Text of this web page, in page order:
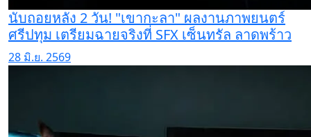
นับถอยหลัง 2 วัน! "เขากะลา" ผลงานภาพยนตร์
ศรีปทุม เตรียมฉายจริงที่ SFX เซ็นทรัล ลาดพร้าว
28 มิ.ย. 2569